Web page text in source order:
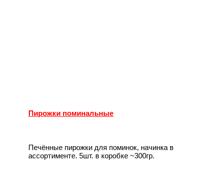
Пирожки поминальные
Печённые пирожки для поминок, начинка в
ассортименте. 5шт. в коробке ~300гр.